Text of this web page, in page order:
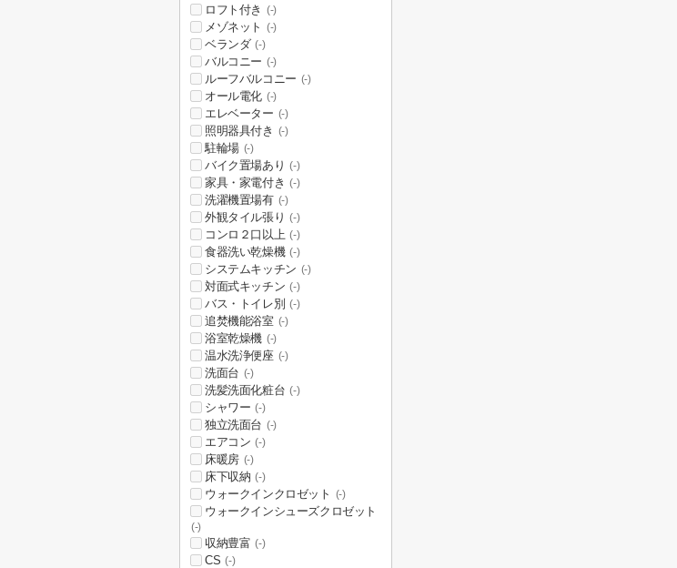
ロフト付き (-)
メゾネット (-)
ベランダ (-)
バルコニー (-)
ルーフバルコニー (-)
オール電化 (-)
エレベーター (-)
照明器具付き (-)
駐輪場 (-)
バイク置場あり (-)
家具・家電付き (-)
洗濯機置場有 (-)
外観タイル張り (-)
コンロ２口以上 (-)
食器洗い乾燥機 (-)
システムキッチン (-)
対面式キッチン (-)
バス・トイレ別 (-)
追焚機能浴室 (-)
浴室乾燥機 (-)
温水洗浄便座 (-)
洗面台 (-)
洗髪洗面化粧台 (-)
シャワー (-)
独立洗面台 (-)
エアコン (-)
床暖房 (-)
床下収納 (-)
ウォークインクロゼット (-)
ウォークインシューズクロゼット
(-)
収納豊富 (-)
CS (-)